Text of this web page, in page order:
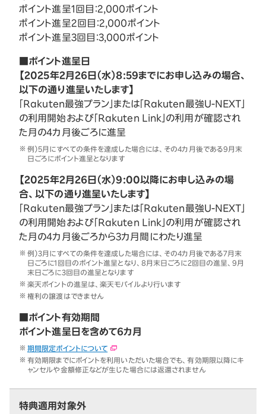
ポイント進呈1回目：2,000ポイント
ポイント進呈2回目：2,000ポイント
ポイント進呈3回目：3,000ポイント
■ポイント進呈日
【2025年2月26日（水）8:59までにお申し込みの場合、
以下の通り進呈いたします】
「Rakuten最強プラン」または「Rakuten最強U-NEXT」
の利用開始および「Rakuten Link」の利用が確認され
た月の4カ月後ごろに進呈
例）5月にすべての条件を達成した場合には、その4カ月後である9月末
日ごろにポイント進呈となります
【2025年2月26日（水）9:00以降にお申し込みの場
合、以下の通り進呈いたします】
「Rakuten最強プラン」または「Rakuten最強U-NEXT」
の利用開始および「Rakuten Link」の利用が確認され
た月の4カ月後ごろから3カ月間にわたり進呈
例）3月にすべての条件を達成した場合には、その4カ月後である7月末
日ごろに1回目のポイント進呈となり、8月末日ごろに2回目の進呈、9月
末日ごろに3回目の進呈となります
楽天ポイントの進呈は、楽天モバイルより行います
権利の譲渡はできません
■ポイント有効期間
ポイント進呈日を含めて6カ月
期間限定ポイントについて
有効期限までにポイントを利用いただいた場合でも、有効期限以降にキ
ャンセルや金額修正などが生じた場合には返還されません
特典適用対象外